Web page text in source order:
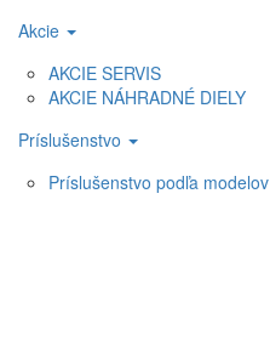
Akcie
AKCIE SERVIS
AKCIE NÁHRADNÉ DIELY
Príslušenstvo
Príslušenstvo podľa modelov